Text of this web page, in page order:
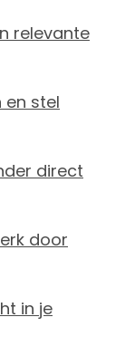
relevante
en stel
direct
door
in je